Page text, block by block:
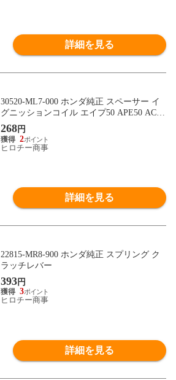
詳細を見る
30520-ML7-000 ホンダ純正 スペーサー イ
グニッションコイル エイプ50 APE50 AC-1
60
268円
2
ヒロチー商事
詳細を見る
22815-MR8-900 ホンダ純正 スプリング ク
ラッチレバー
393円
3
ヒロチー商事
詳細を見る